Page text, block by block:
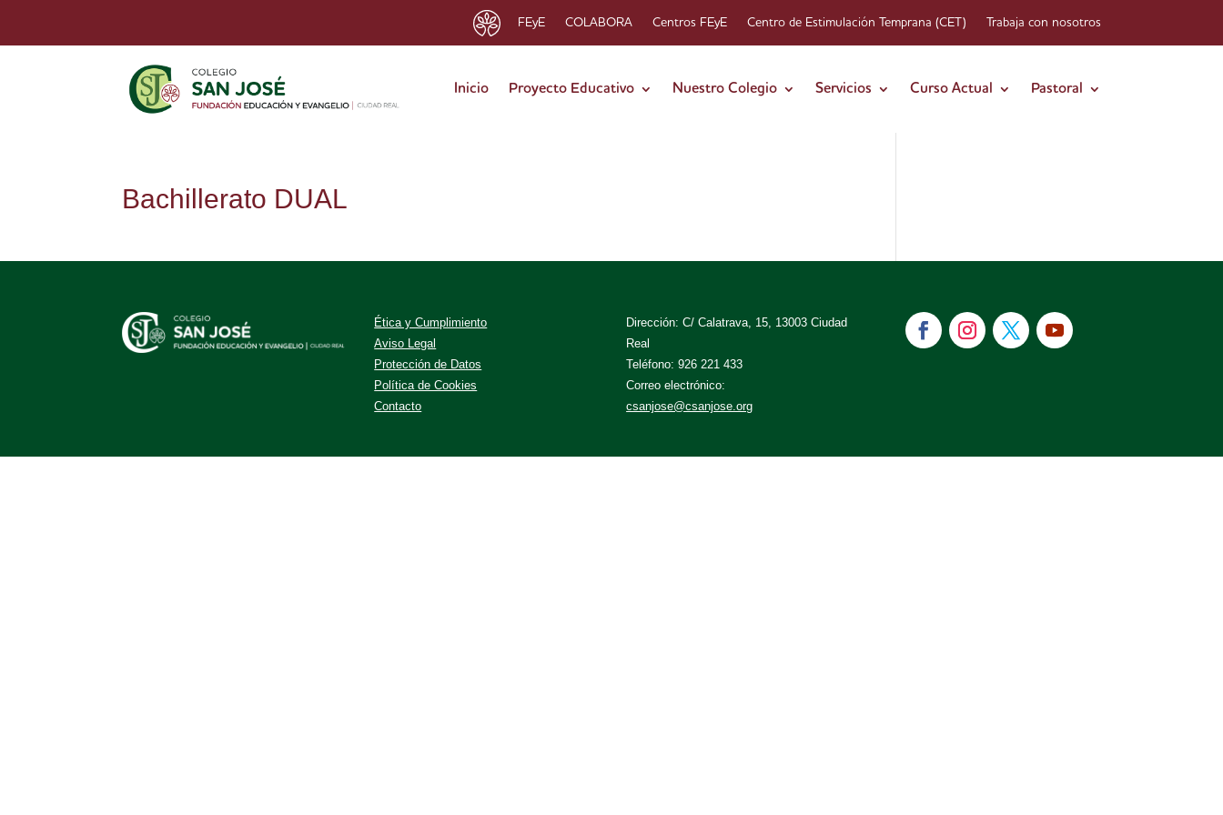
FEyE COLABORA Centros FEyE Centro de Estimulación Temprana (CET) Trabaja con nosotros
Inicio Proyecto Educativo Nuestro Colegio Servicios Curso Actual Pastoral
Bachillerato DUAL
Ética y Cumplimiento
Aviso Legal
Protección de Datos
Política de Cookies
Contacto
Dirección: C/ Calatrava, 15, 13003 Ciudad
Real
Teléfono: 926 221 433
Correo electrónico:
csanjose@csanjose.org